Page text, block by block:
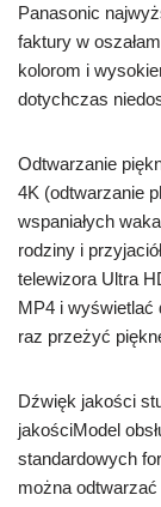
Panasonic
faktury w
kolorom i
dotychczas
Odtwarzanie
4K (odtwarzanie
wspaniałych
rodziny i
telewizora Ultra
MP4 i
raz przeżyć
Dźwięk jakości
jakościModel
standardowych
można